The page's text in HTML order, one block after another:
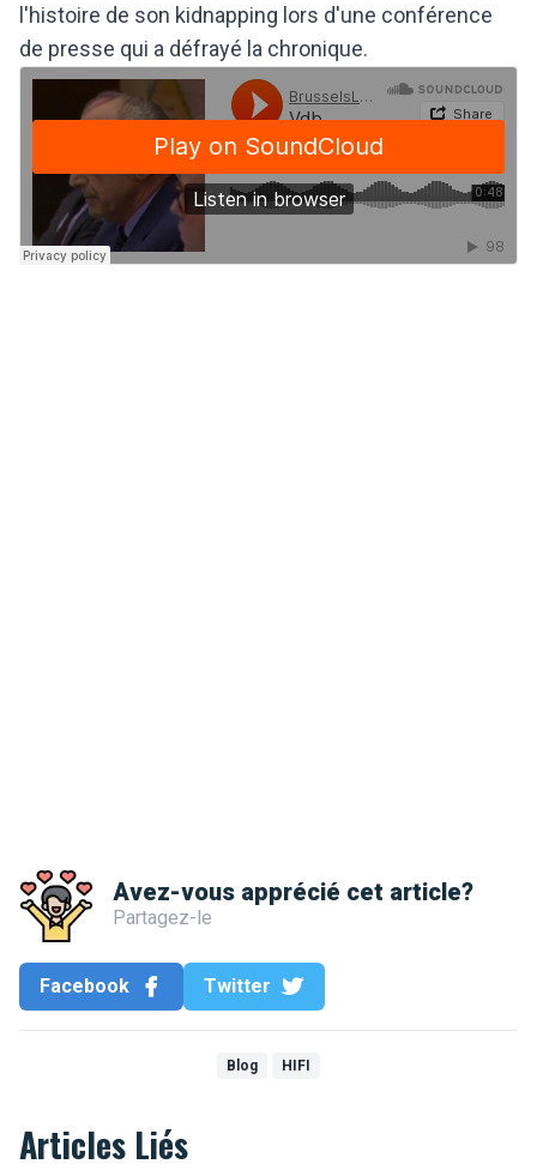
l'histoire de son kidnapping lors d'une conférence
de presse qui a défrayé la chronique.
Avez-vous apprécié cet article?
Partagez-le
Facebook Twitter
Blog HIFI
Articles Liés